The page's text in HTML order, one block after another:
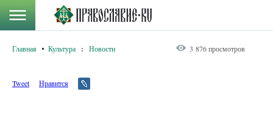
Главная Культура : Новости 3 876 просмотров
Tweet Нравится